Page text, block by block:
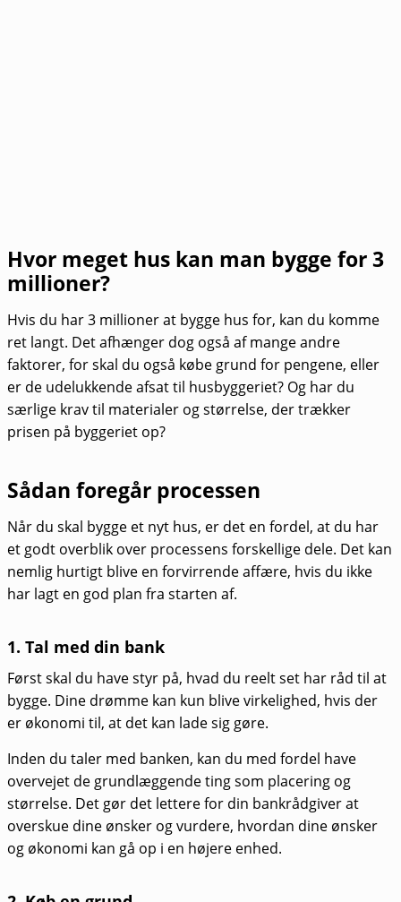
Hvor meget hus kan man bygge for 3
millioner?
Hvis du har 3 millioner at bygge hus for, kan du komme
ret langt. Det afhænger dog også af mange andre
faktorer, for skal du også købe grund for pengene, eller
er de udelukkende afsat til husbyggeriet? Og har du
særlige krav til materialer og størrelse, der trækker
prisen på byggeriet op?
Sådan foregår processen
Når du skal bygge et nyt hus, er det en fordel, at du har
et godt overblik over processens forskellige dele. Det kan
nemlig hurtigt blive en forvirrende affære, hvis du ikke
har lagt en god plan fra starten af.
1. Tal med din bank
Først skal du have styr på, hvad du reelt set har råd til at
bygge. Dine drømme kan kun blive virkelighed, hvis der
er økonomi til, at det kan lade sig gøre.
Inden du taler med banken, kan du med fordel have
overvejet de grundlæggende ting som placering og
størrelse. Det gør det lettere for din bankrådgiver at
overskue dine ønsker og vurdere, hvordan dine ønsker
og økonomi kan gå op i en højere enhed.